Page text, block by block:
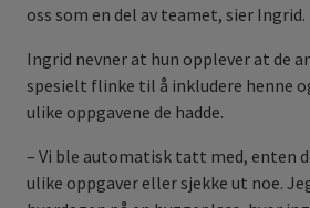
oss som en del av teamet, sier Ingrid.
Ingrid nevner at hun opplever at de
spesielt flinke til å inkludere henne
ulike oppgavene de hadde.
– Vi ble automatisk tatt med, enten
ulike oppgaver eller sjekke ut noe.